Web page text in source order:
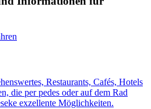
Restaurants, Cafés, Hotels
die per pedes oder auf dem Rad
exzellente Möglichkeiten.